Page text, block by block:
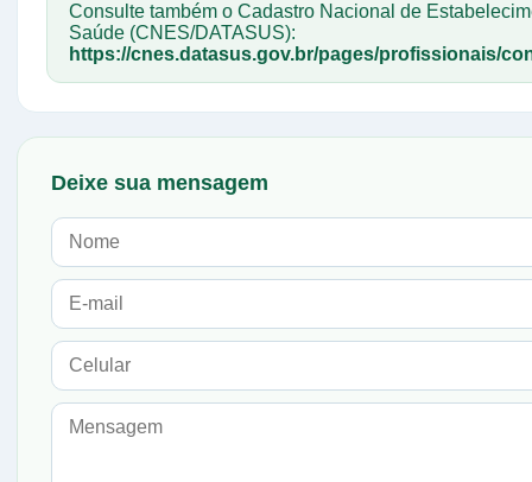
Consulte também o Cadastro Nacional de
Saúde (CNES/DATASUS):
https://cnes.datasus.gov.br/pages/profissionais/
Deixe sua mensagem